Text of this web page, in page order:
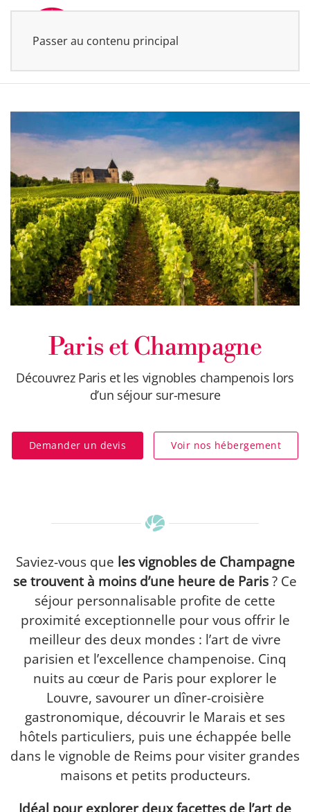
Passer au contenu principal
Paris et Champagne
Découvrez Paris et les vignobles champenois lors
d’un séjour sur-mesure
Demander un devis Voir nos hébergement
Saviez-vous que les vignobles de Champagne
se trouvent à moins d’une heure de Paris? Ce
séjour personnalisable profite de cette
proximité exceptionnelle pour vous offrir le
meilleur des deux mondes : l’art de vivre
parisien et l’excellence champenoise. Cinq
nuits au cœur de Paris pour explorer le
Louvre, savourer un dîner-croisière
gastronomique, découvrir le Marais et ses
hôtels particuliers, puis une échappée belle
dans le vignoble de Reims pour visiter grandes
maisons et petits producteurs.
Idéal pour explorer deux facettes de l’art de